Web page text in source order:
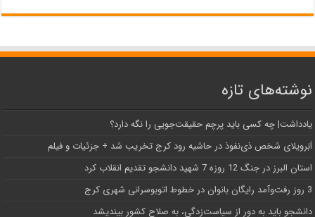
نوشته‌های تازه
یادداشت| ‌چه کسی باید پرچم حقیقت‌جویی را نگه دارد؟
اَبَر‌ویلای شخص ذی‌نفوذ در حاشیه‌ رود کرج تخریب شد + جزئیات و فیلم
استان البرز در جنگ 12 روزه 7 شهید دانشجو تقدیم انقلاب کرد
3 روز رفت‌وآمد رایگان بانوان در خطوط اتوبوسرانی شهری کرج
دانشجو باید به دور از سیاست‌زدگی، به صلاح کشور بیندیشد